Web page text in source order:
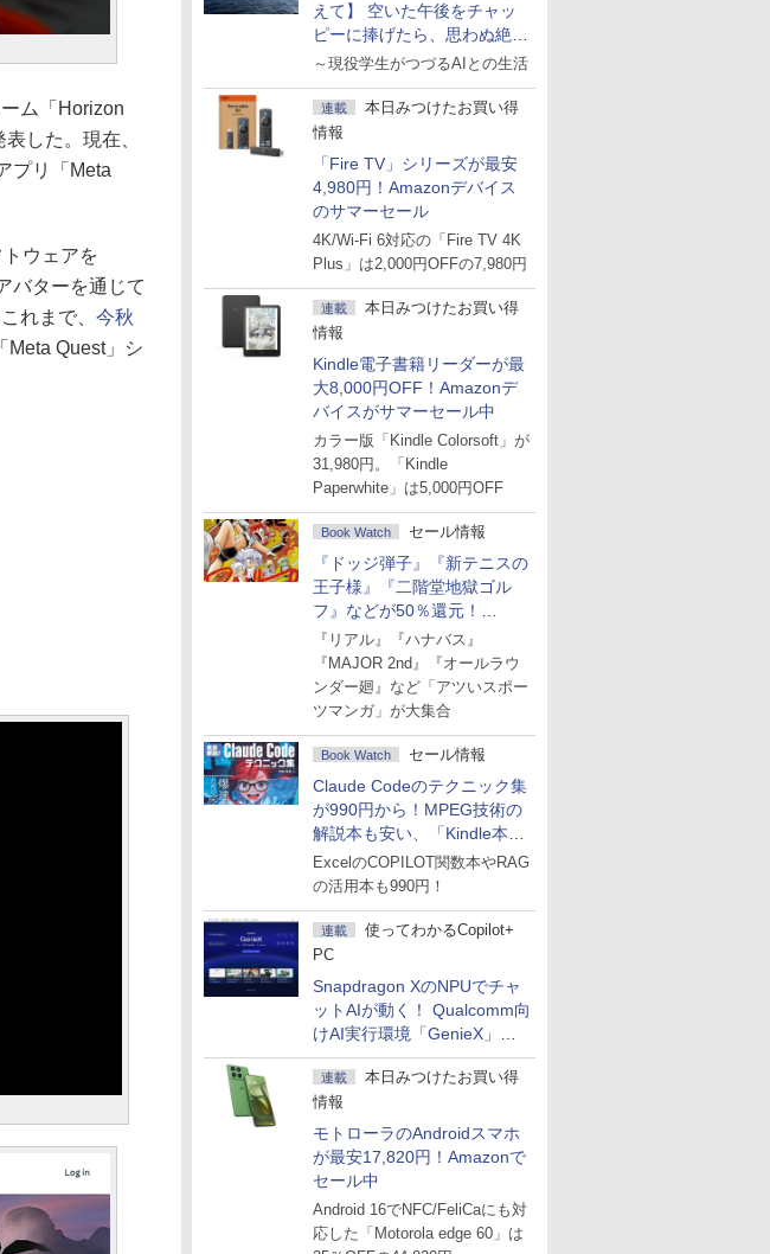
えて】 空いた午後をチャッ
ピーに捧げたら、思わぬ絶景
に出会った話
～現役学生がつづるAIとの生活
連載
本日みつけたお買い得
情報
「Fire TV」シリーズが最安
4,980円！Amazonデバイス
のサマーセール
4K/Wi-Fi 6対応の「Fire TV 4K
Plus」は2,000円OFFの7,980円
連載
本日みつけたお買い得
情報
Kindle電子書籍リーダーが最
大8,000円OFF！Amazonデ
バイスがサマーセール中
カラー版「Kindle Colorsoft」が
31,980円。「Kindle
Paperwhite」は5,000円OFF
Book Watch セール情報
『ドッジ弾子』『新テニスの
王子様』『二階堂地獄ゴル
フ』などが50％還元！
Amazonマンガ週末セール
『リアル』『ハナバス』
『MAJOR 2nd』『オールラウ
ンダー廻』など「アツいスポー
ツマンガ」が大集合
Book Watch セール情報
Claude Codeのテクニック集
が990円から！MPEG技術の
解説本も安い、「Kindle本サ
マーセール」第2弾開始！
ExcelのCOPILOT関数本やRAG
の活用本も990円！
連載
使ってわかるCopilot+
PC
Snapdragon XのNPUでチャ
ットAIが動く！ Qualcomm向
けAI実行環境「GenieX」を
試してみた
連載
本日みつけたお買い得
情報
モトローラのAndroidスマホ
が最安17,820円！Amazonで
セール中
Android 16でNFC/FeliCaにも対
応した「Motorola edge 60」は
ム「Horizon
した。現在、
プリ「Meta
ウェアを
バターを通じて
れまで、 今秋
Meta Quest」シ